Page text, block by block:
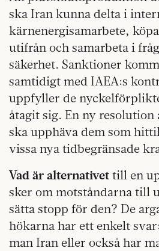
ska Iran kunna delta i
kärnenergisamarbete,
utifrån och samarbeta i
säkerhet. Sanktioner
samtidigt med IAEA:s
uppfyller de
åtagit sig. En ny resolution
ska upphäva dem som
vissa nya tidbegränsade
Vad är alternativet till en
sker om motståndarna till
sätta stopp för den? De
hökarna har ett enkelt
man Iran eller också har